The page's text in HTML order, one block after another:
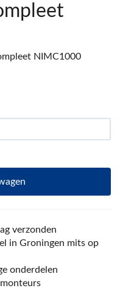
NIMC1000
verzonden
in Groningen mits op
onderdelen